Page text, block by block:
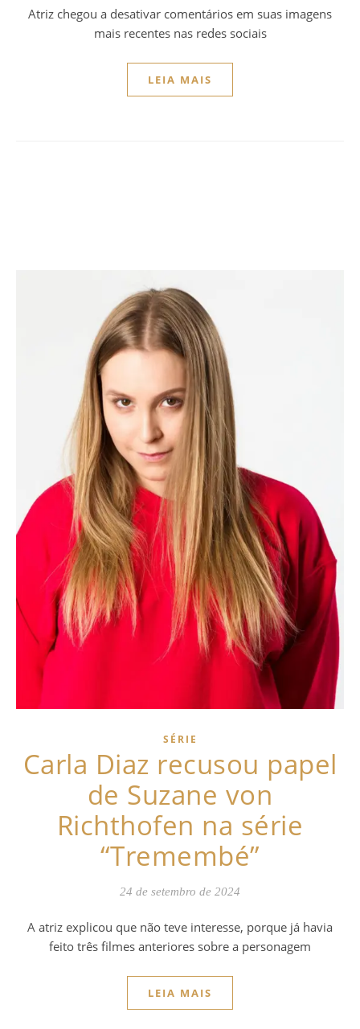
Atriz chegou a desativar comentários em suas imagens
mais recentes nas redes sociais
LEIA MAIS
SÉRIE
Carla Diaz recusou papel
de Suzane von
Richthofen na série
“Tremembé”
24 de setembro de 2024
A atriz explicou que não teve interesse, porque já havia
feito três filmes anteriores sobre a personagem
LEIA MAIS